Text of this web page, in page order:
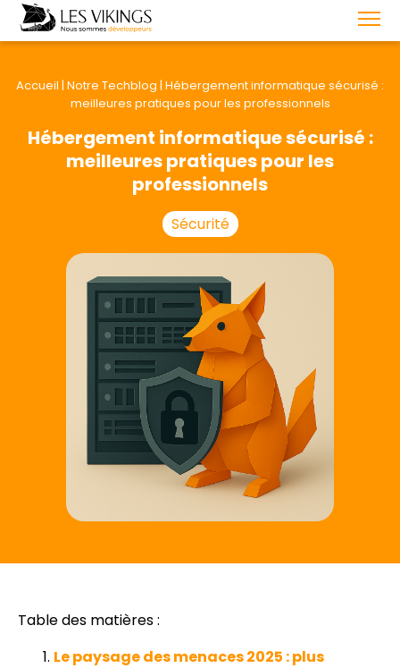
Accueil | Notre Techblog | Hébergement informatique sécurisé :
meilleures pratiques pour les professionnels
Hébergement informatique sécurisé :
meilleures pratiques pour les
professionnels
Sécurité
Table des matières :
Le paysage des menaces 2025 : plus